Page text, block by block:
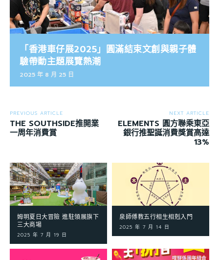
「香港車仔展2025」圓滿結束文創與親子體
驗帶動主題展覽熱潮
2025 年 8 月 25 日
PREVIOUS ARTICLE
THE SOUTHSIDE推開業
一周年消費賞
NEXT ARTICLE
ELEMENTS 圓方聯乘東亞
銀行推聖誕消費獎賞高達
13%
姆明夏日大冒險 進駐領展旗下
三大商場
2025 年 7 月 19 日
泉師傅教五行相生相剋入門
2025 年 7 月 14 日